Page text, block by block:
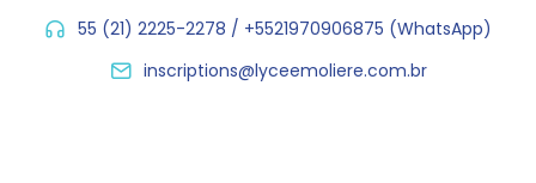
55 (21) 2225-2278 / +5521970906875 (WhatsApp)
inscriptions@lyceemoliere.com.br